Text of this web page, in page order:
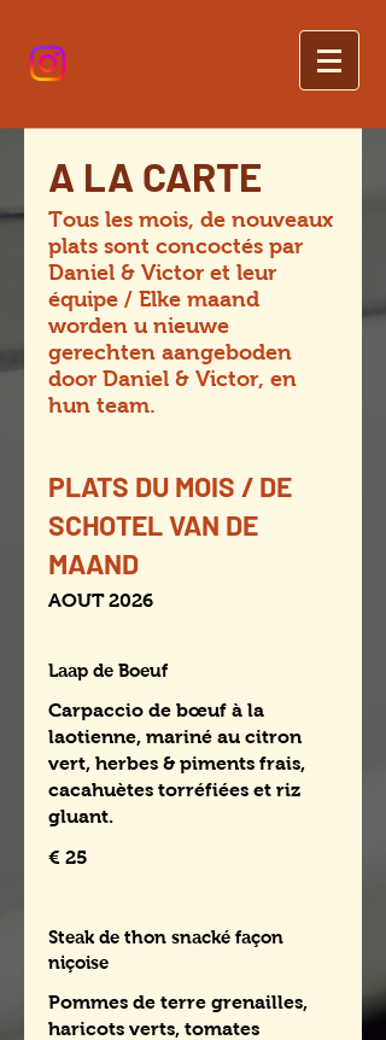
A LA CARTE
Tous les mois, de nouveaux
plats sont concoctés par
Daniel & Victor et leur
équipe / Elke maand
worden u nieuwe
gerechten aangeboden
door Daniel & Victor, en
hun team.
PLATS DU MOIS / DE
SCHOTEL VAN DE
MAAND
AOUT 2026
Laap de Boeuf
Carpaccio de bœuf à la
laotienne, mariné au citron
vert, herbes & piments frais,
cacahuètes torréfiées et riz
gluant.
€ 25
Steak de thon snacké façon
niçoise
Pommes de terre grenailles,
haricots verts, tomates